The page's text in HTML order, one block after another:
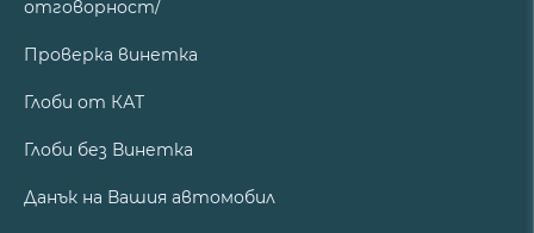
отговорност/
Проверка винетка
Глоби от КАТ
Глоби без Винетка
Данък на Вашия автомобил